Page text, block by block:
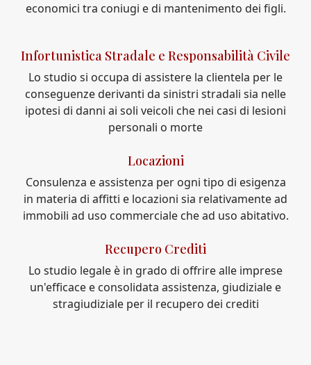
economici tra coniugi e di mantenimento dei figli.
Infortunistica Stradale e Responsabilità Civile
Lo studio si occupa di assistere la clientela per le
conseguenze derivanti da sinistri stradali sia nelle
ipotesi di danni ai soli veicoli che nei casi di lesioni
personali o morte
Locazioni
Consulenza e assistenza per ogni tipo di esigenza
in materia di affitti e locazioni sia relativamente ad
immobili ad uso commerciale che ad uso abitativo.
Recupero Crediti
Lo studio legale è in grado di offrire alle imprese
un'efficace e consolidata assistenza, giudiziale e
stragiudiziale per il recupero dei crediti